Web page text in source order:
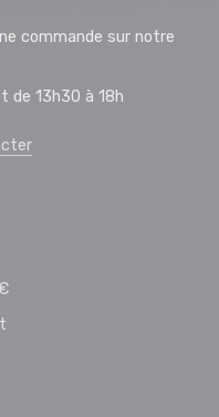
commande sur notre
de 13h30 à 18h